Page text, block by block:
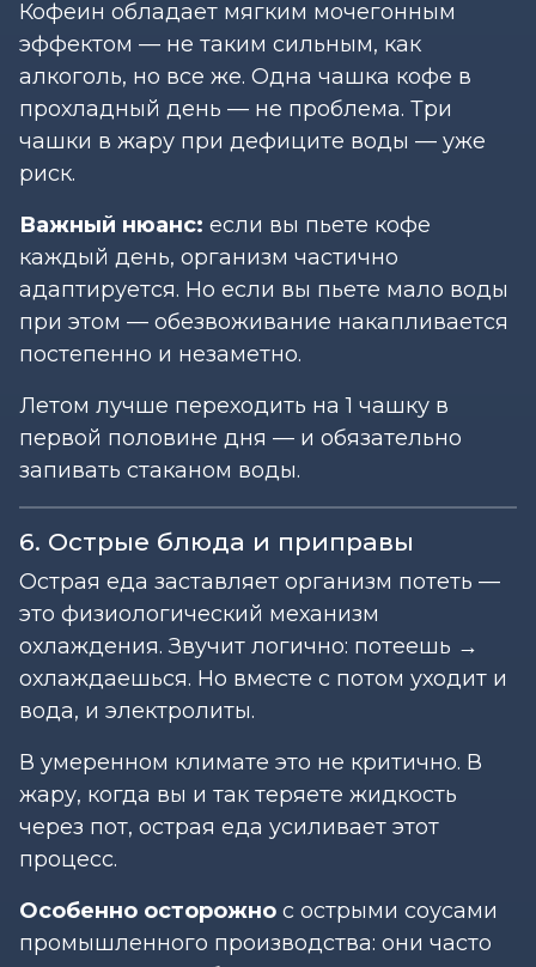
Кофеин обладает мягким мочегонным
эффектом — не таким сильным, как
алкоголь, но все же. Одна чашка кофе в
прохладный день — не проблема. Три
чашки в жару при дефиците воды — уже
риск.
Важный нюанс: если вы пьете кофе
каждый день, организм частично
адаптируется. Но если вы пьете мало воды
при этом — обезвоживание накапливается
постепенно и незаметно.
Летом лучше переходить на 1 чашку в
первой половине дня — и обязательно
запивать стаканом воды.
6. Острые блюда и приправы
Острая еда заставляет организм потеть —
это физиологический механизм
охлаждения. Звучит логично: потеешь →
охлаждаешься. Но вместе с потом уходит и
вода, и электролиты.
В умеренном климате это не критично. В
жару, когда вы и так теряете жидкость
через пот, острая еда усиливает этот
процесс.
Особенно осторожно с острыми соусами
промышленного производства: они часто